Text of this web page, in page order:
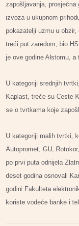
zapošljavanja, prosječna
izvoza u ukupnom
pokazatelji uzmu u
treći put zaredom, bio
je ove godine Alstomu,
U kategoriji srednjih
Kaplast, treće su Ceste
se o tvrtkama koje
U kategoriji malih tvrtki,
Autopromet, GU,
po prvi puta odnijela
deset godina osnovali
godini Fakulteta
koriste vodeće banke i